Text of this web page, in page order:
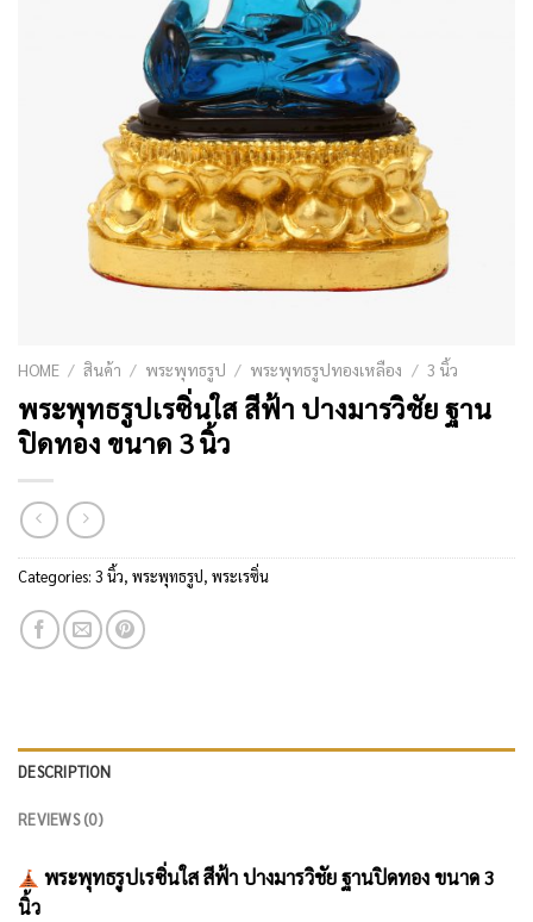
HOME / สินค้า / พระพุทธรูป / พระพุทธรูปทองเหลือง / 3 นิ้ว
พระพุทธรูปเรซิ่นใส สีฟ้า ปางมารวิชัย ฐาน
ปิดทอง ขนาด 3 นิ้ว
Categories: 3 นิ้ว, พระพุทธรูป, พระเรซิ่น
DESCRIPTION
REVIEWS (0)
พระพุทธรูปเรซิ่นใส สีฟ้า ปางมารวิชัย ฐานปิดทอง ขนาด 3
นิ้ว